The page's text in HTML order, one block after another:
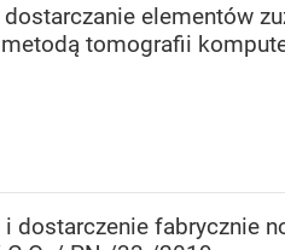
elementów
tomografii
dostarczenie fabrycznie